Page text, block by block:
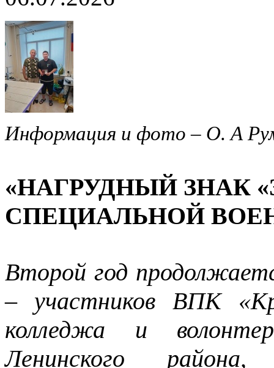
Информация и фото – О. А
«НАГРУДНЫЙ ЗНАК
СПЕЦИАЛЬНОЙ
Второй год
– участников ВПК
колледжа и
Ленинского